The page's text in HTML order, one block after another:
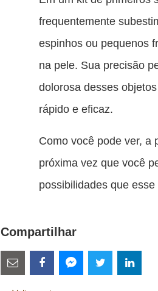
frequentemente
espinhos ou pequenos
na pele. Sua precisão
dolorosa desses
rápido e eficaz.
Como você pode ver, a
próxima vez que você
possibilidades que
Compartilhar
Estes
links